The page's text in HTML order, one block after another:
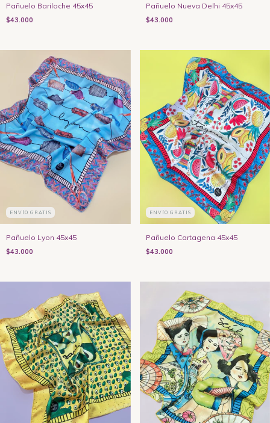
Pañuelo Bariloche 45x45
$43.000
Pañuelo Nueva Delhi 45x45
$43.000
ENVÍO GRATIS
Pañuelo Lyon 45x45
$43.000
ENVÍO GRATIS
Pañuelo Cartagena 45x45
$43.000